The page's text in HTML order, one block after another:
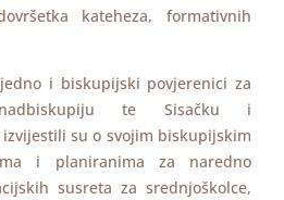
kateheza, formativnih
i biskupijski povjerenici za
nadbiskupiju te Sisačku i
su o svojim biskupijskim
i planiranima za naredno
susreta za srednjoškolce,